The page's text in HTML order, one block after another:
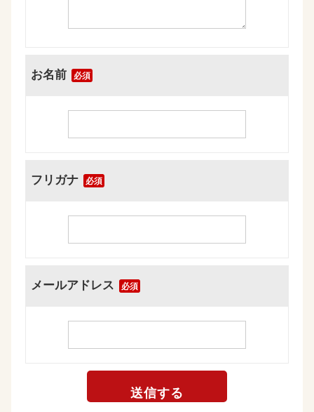
お名前 必須
フリガナ 必須
メールアドレス 必須